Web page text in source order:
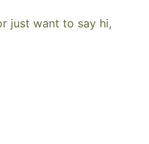
just want to say hi,